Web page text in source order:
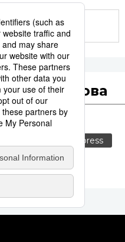
по теме
слова
технологии
jiji press
b-1 гранпри